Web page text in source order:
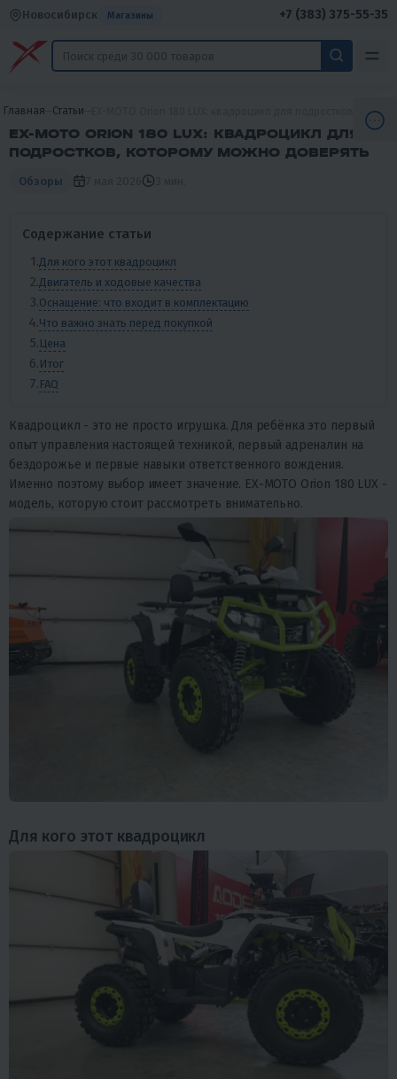
Новосибирск Магазины +7 (383) 375-55-35
Главная Статьи EX-MOTO Orion 180 LUX: квадроцикл для подростков,
EX-MOTO ORION 180 LUX: КВАДРОЦИКЛ ДЛЯ
ПОДРОСТКОВ, КОТОРОМУ МОЖНО ДОВЕРЯТЬ
Обзоры
Содержание статьи
Для кого этот квадроцикл
Двигатель и ходовые качества
Оснащение: что входит в комплектацию
Что важно знать перед покупкой
Цена
Итог
FAQ
Квадроцикл - это не просто игрушка. Для ребёнка это первый
опыт управления настоящей техникой, первый адреналин на
бездорожье и первые навыки ответственного вождения.
Именно поэтому выбор имеет значение. EX-MOTO Orion 180 LUX -
модель, которую стоит рассмотреть внимательно.
Для кого этот квадроцикл